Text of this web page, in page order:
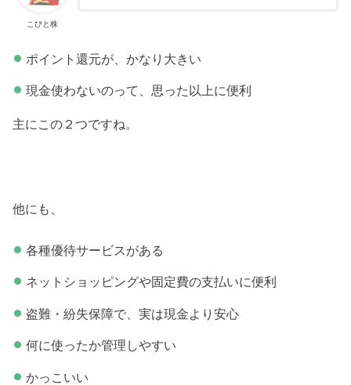
こびと株
ポイント還元が、かなり大きい
現金使わないのって、思った以上に便利
主にこの２つですね。
他にも、
各種優待サービスがある
ネットショッピングや固定費の支払いに便利
盗難・紛失保障で、実は現金より安心
何に使ったか管理しやすい
かっこいい